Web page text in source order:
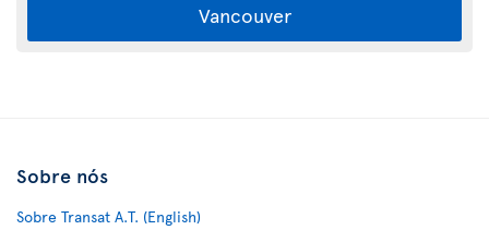
Vancouver
Sobre nós
Sobre Transat A.T. (English)